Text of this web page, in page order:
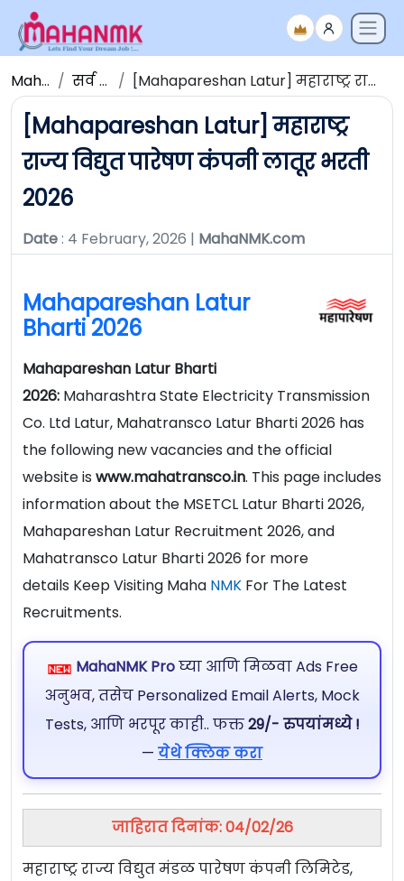
Maha NMK सर्व जाहिराती [Mahapareshan Latur] महाराष्ट्र राज्य विद्युत पारेषण कंपनी लातूर भरती 2026
[Mahapareshan Latur] महाराष्ट्र
राज्य विद्युत पारेषण कंपनी लातूर भरती
2026
Date: 4 February, 2026 | MahaNMK.com
Mahapareshan Latur
Bharti 2026
Mahapareshan Latur Bharti
2026: Maharashtra State Electricity Transmission
Co. Ltd Latur, Mahatransco Latur Bharti 2026 has
the following new vacancies and the official
website is www.mahatransco.in. This page includes
information about the MSETCL Latur Bharti 2026,
Mahapareshan Latur Recruitment 2026, and
Mahatransco Latur Bharti 2026 for more
details Keep Visiting Maha NMK For The Latest
Recruitments.
MahaNMK Proघ्या आणि मिळवा Ads Free
अनुभव, तसेच Personalized Email Alerts, Mock
Tests, आणि भरपूर काही.. फक्त29/- रुपयांमध्ये !
— येथे क्लिक करा
जाहिरात दिनांक: 04/02/26
महाराष्ट्र राज्य विद्युत मंडळ पारेषण कंपनी लिमिटेड,